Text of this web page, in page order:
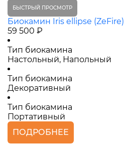
БЫСТРЫЙ ПРОСМОТР
Биокамин Iris ellipse (ZeFire)
59 500 ₽
Тип биокамина
Настольный, Напольный
Тип биокамина
Декоративный
Тип биокамина
Портативный
ПОДРОБНЕЕ